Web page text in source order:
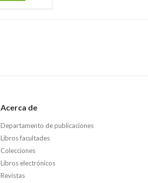
Acerca de
Departamento de publicaciones
Libros facultades
Colecciones
Libros electrónicos
Revistas